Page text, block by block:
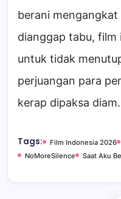
berani
dianggap tabu,
untuk tidak
perjuangan para
kerap dipaksa diam.
Tags: Film Indonesia 2026
NoMoreSilence
Saat Aku